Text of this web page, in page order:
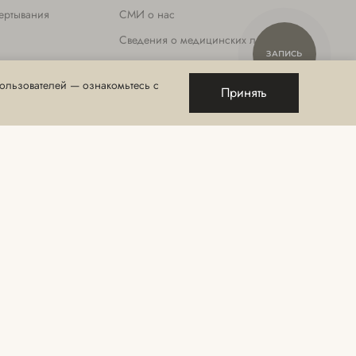
СМИ о нас
Сведения о медицинских лицензиях
Порядок и сроки хранения отзывов и
согласий
— ознакомьтесь с
Принять
ХАМОВНИКИ
ул. 3-я фрунзенская 19, 1 этаж
ЗАПИСЬ